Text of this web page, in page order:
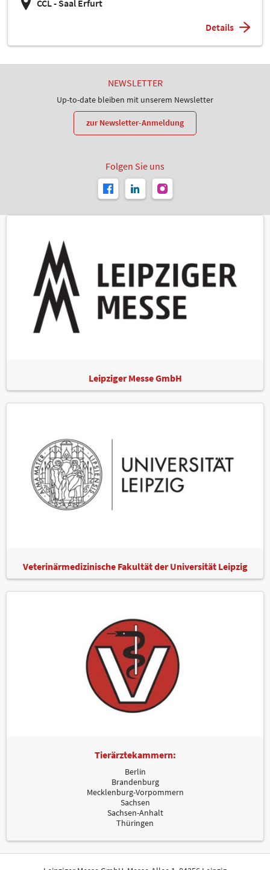
CCL - Saal Erfurt
Details
NEWSLETTER
Up-to-date bleiben mit unserem Newsletter
zur Newsletter-Anmeldung
Folgen Sie uns
Leipziger Messe GmbH
Veterinärmedizinische Fakultät der Universität Leipzig
Tierärztekammern:
Berlin
Brandenburg
Mecklenburg-Vorpommern
Sachsen
Sachsen-Anhalt
Thüringen